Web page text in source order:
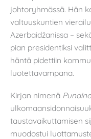
johtoryhmässä. Hän
valtuuskuntien
Azerbaidžanissa –
pian presidentiksi
häntä pidettiin
luotettavampana.
Kirjan nimenä
taustavaikuttamisen
muodostui